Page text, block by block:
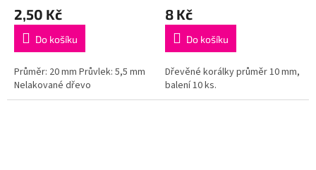
2,50 Kč
Do košíku
Průměr: 20 mm Průvlek: 5,5 mm
Nelakované dřevo
8 Kč
Do košíku
Dřevěné korálky průměr 10 mm,
balení 10 ks.